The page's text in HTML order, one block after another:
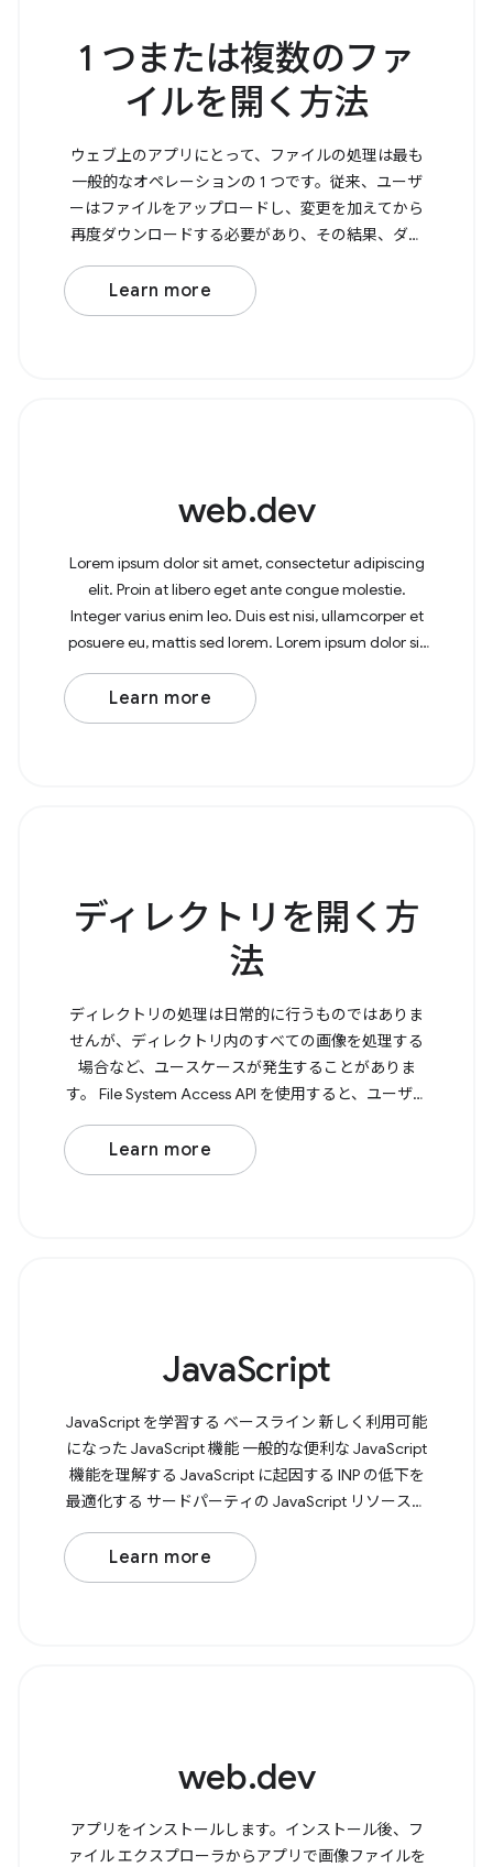
1 つまたは複数のファ
イルを開く方法
ウェブ上のアプリにとって、ファイルの処理は最も
一般的なオペレーションの 1 つです。従来、ユーザ
ーはファイルをアップロードし、変更を加えてから
再度ダウンロードする必要があり、その結果、ダウ
ンロード フォルダにコピーが作成されていました。
File System Access API を使用すると、ファイルを直
接開いて変更し、変更内容を元のファイルに保存で
Learn more
web.dev
Lorem ipsum dolor sit amet, consectetur adipiscing
elit. Proin at libero eget ante congue molestie.
Integer varius enim leo. Duis est nisi, ullamcorper et
posuere eu, mattis sed lorem. Lorem ipsum dolor sit
amet, consectetur adipiscing elit. In at
Learn more
ディレクトリを開く方
法
ディレクトリの処理は日常的に行うものではありま
せんが、ディレクトリ内のすべての画像を処理する
場合など、ユースケースが発生することがありま
す。 File System Access API を使用すると、ユーザー
はブラウザでディレクトリを開き、書き込みアクセ
スが必要かどうかを判断できます。 ディレクトリを
開くには、 showDirectoryPicker() を呼び出します。
Learn more
JavaScript
JavaScript を学習する ベースライン 新しく利用可能
になった JavaScript 機能 一般的な便利な JavaScript
機能を理解する JavaScript に起因する INP の低下を
最適化する サードパーティの JavaScript リソースを
最適化する JavaScript パターンを詳しく見る
JavaScript を初めて使用する場合は、 JavaScript の
学習 コースでは、変数、関数、条件文などの基本か
Learn more
web.dev
アプリをインストールします。インストール後、フ
ァイル エクスプローラからアプリで画像ファイルを